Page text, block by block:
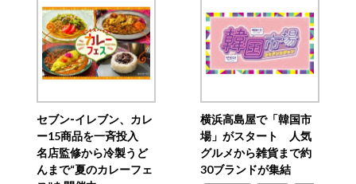
セブン‐イレブン、カレ
ー15商品を一斉投入
名店監修から冷製うど
んまで“夏のカレーフェ
横浜高島屋で「韓国市
場」がスタート 人気
グルメから雑貨まで約
30ブランドが集結